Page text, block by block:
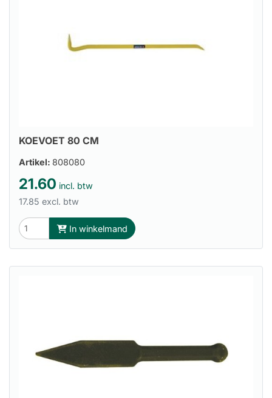
KOEVOET 80 CM
Artikel: 808080
21.60 incl. btw
17.85 excl. btw
In winkelmand